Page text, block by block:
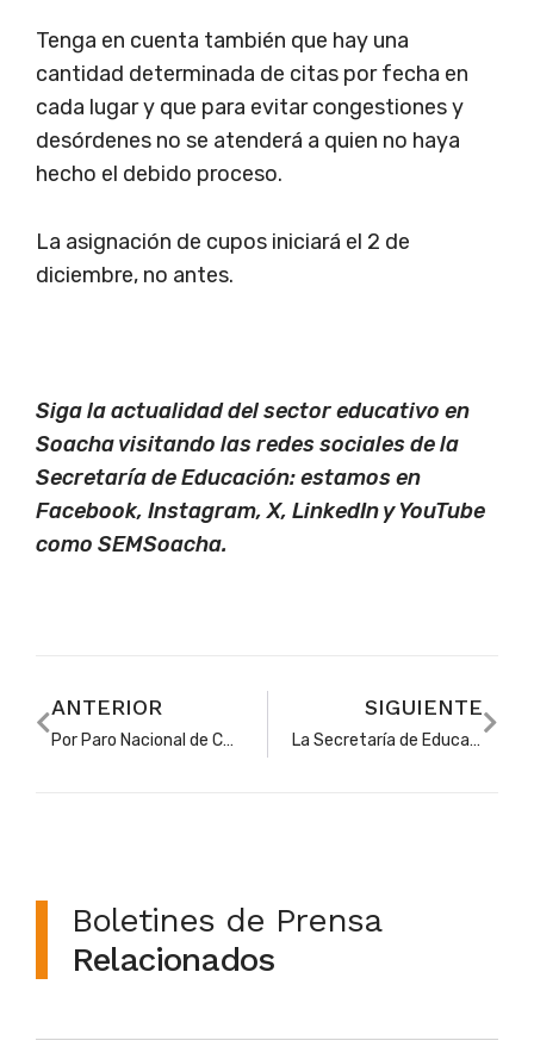
Tenga en cuenta también que hay una
cantidad determinada de citas por fecha en
cada lugar y que para evitar congestiones y
desórdenes no se atenderá a quien no haya
hecho el debido proceso.
La asignación de cupos iniciará el 2 de
diciembre, no antes.
Siga la actualidad del sector educativo en
Soacha visitando las redes sociales de la
Secretaría de Educación: estamos en
Facebook, Instagram, X, LinkedIn y YouTube
como SEMSoacha.
ANTERIOR
Por Paro Nacional de Camioneros, colegios oficiales de Soacha no tendrán clases presenciales el jueves 5 y viernes 6 de septiembre
SIGUIENTE
La Secretaría de Educación de Soacha iniciará proceso de selección para la prestación del servicio de vigilancia en colegios oficiales
Boletines de Prensa
Relacionados